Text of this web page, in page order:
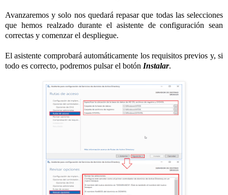
Avanzaremos y solo nos quedará repasar que todas las selecciones
que hemos realzado durante el asistente de configuración sean
correctas y comenzar el despliegue.
El asistente comprobará automáticamente los requisitos previos y, si
todo es correcto, podremos pulsar el botón Instalar.